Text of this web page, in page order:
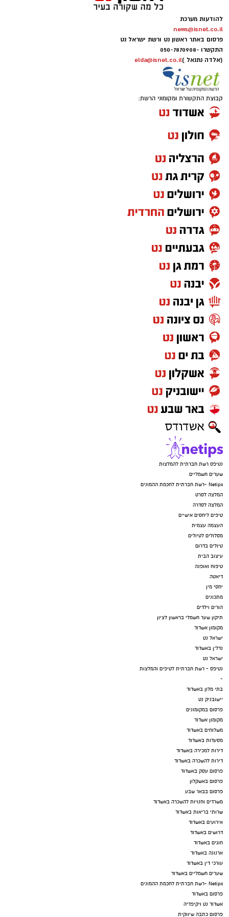
להודעות מערכת
news@isnet.co.il
פרסום באתר ראשון נט ורשת ישראל נט
התקשרו -050-7870908
(אלדה נתנאל )elda@isnet.co.il
קבוצת התקשורת ומקומוני הרשת:
נטיפס רשת חברתית להמלצות
שערים חשמליים
Netips -רשת חברתית לחכמת ההמונים
המלצה לסרט
המלצה לסדרה
טיפים ליחסים אישיים
העצמה עצמית
מסלולים לטיולים
טיולים בדרום
עיצוב הבית
טיפוח ואופנה
דיאטה
יחסי מין
מתכונים
הורים וילדים
תיקון שער חשמלי בראשון לציון
מקומון אשדוד
ישראל נט
נדל"ן באשדוד
ישראל נט
נטיפס - רשת חברתית לטיפים והמלצות
-
בתי מלון באשדוד
יישובניק נט
פרסום במקומונים
מקומון אשדוד
משלוחים באשדוד
מסעדות באשדוד
דירות למכירה באשדוד
דירות להשכרה באשדוד
פרסום עסק באשדוד
פרסום באשקלון
פרסום בבאר שבע
משרדים וחנויות להשכרה באשדוד
שרותי בריאות באשדוד
אירועים באשדוד
דרושים באשדוד
חוגים באשדוד
ארנונה באשדוד
עורכי דין באשדוד
שערים חשמליים באשדוד
Netips -רשת חברתית לחכמת ההמונים
פרסום באשדוד
אשדוד נט ויקיפדיה
פרסום כתבה שיווקית